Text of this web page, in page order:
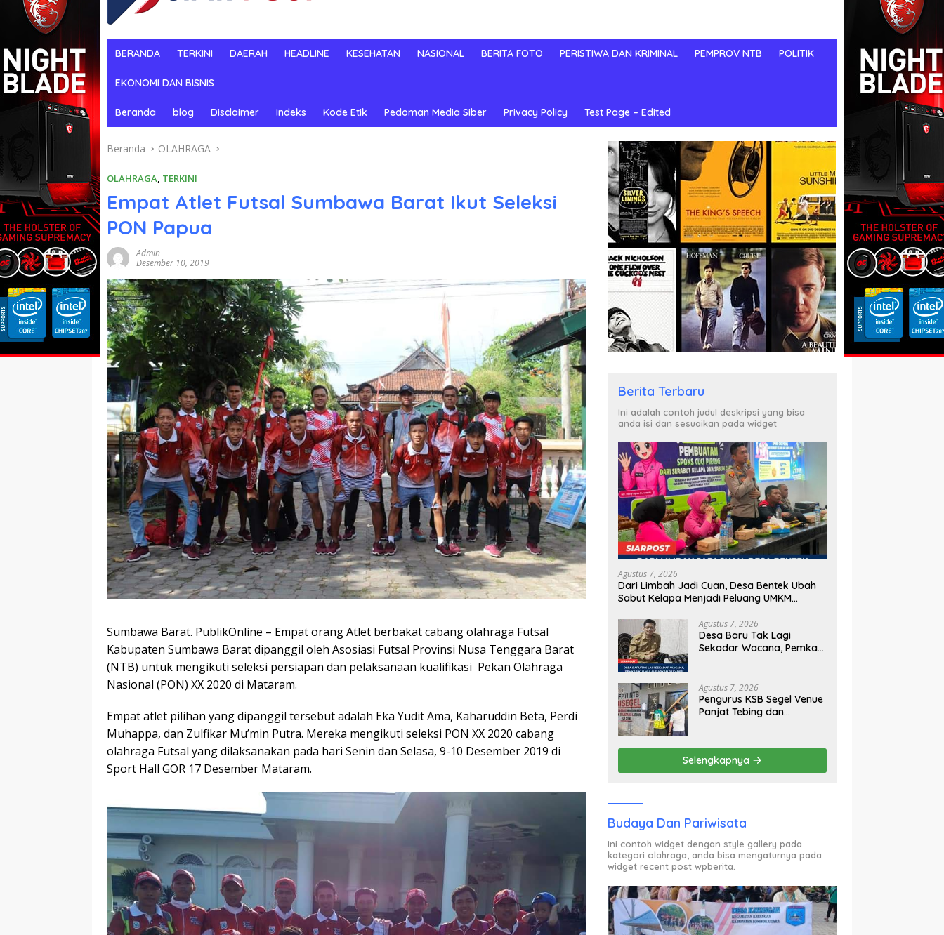
BERANDA TERKINI DAERAH HEADLINE KESEHATAN NASIONAL BERITA FOTO PERISTIWA DAN KRIMINAL PEMPROV NTB POLITIK
EKONOMI DAN BISNIS
Beranda blog Disclaimer Indeks Kode Etik Pedoman Media Siber Privacy Policy Test Page – Edited
Beranda OLAHRAGA
OLAHRAGA, TERKINI
Empat Atlet Futsal Sumbawa Barat Ikut Seleksi
PON Papua
Admin
Desember 10, 2019
Sumbawa Barat. PublikOnline – Empat orang Atlet berbakat cabang olahraga Futsal
Kabupaten Sumbawa Barat dipanggil oleh Asosiasi Futsal Provinsi Nusa Tenggara Barat
(NTB) untuk mengikuti seleksi persiapan dan pelaksanaan kualifikasi Pekan Olahraga
Nasional (PON) XX 2020 di Mataram.
Empat atlet pilihan yang dipanggil tersebut adalah Eka Yudit Ama, Kaharuddin Beta, Perdi
Muhappa, dan Zulfikar Mu’min Putra. Mereka mengikuti seleksi PON XX 2020 cabang
olahraga Futsal yang dilaksanakan pada hari Senin dan Selasa, 9-10 Desember 2019 di
Sport Hall GOR 17 Desember Mataram.
Berita Terbaru
Ini adalah contoh judul deskripsi yang bisa
anda isi dan sesuaikan pada widget
Agustus 7, 2026
Dari Limbah Jadi Cuan, Desa Bentek Ubah
Sabut Kelapa Menjadi Peluang UMKM
Agustus 7, 2026
Desa Baru Tak Lagi
Sekadar Wacana, Pemkab
Agustus 7, 2026
Pengurus KSB Segel Venue
Panjat Tebing dan
Beralih Ke Dompu
Selengkapnya
Budaya Dan Pariwisata
Ini contoh widget dengan style gallery pada
kategori olahraga, anda bisa mengaturnya pada
widget recent post wpberita.